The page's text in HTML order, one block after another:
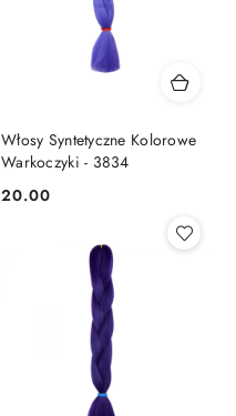
Włosy Syntetyczne Kolorowe
Warkoczyki - 3834
Cena:
20.00